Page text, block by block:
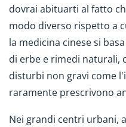
dovrai abituarti al fatto
modo diverso rispetto a
la medicina cinese si
di erbe e rimedi naturali,
disturbi non gravi come
raramente prescrivono
Nei grandi centri urbani,